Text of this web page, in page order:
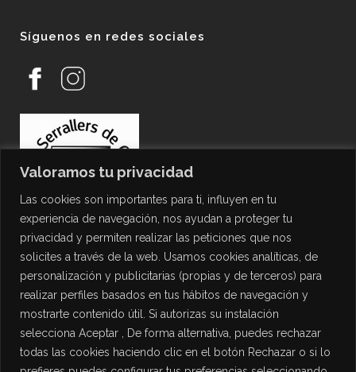
Valoramos tu privacidad
Las cookies son importantes para ti, influyen en tu
experiencia de navegación, nos ayudan a proteger tu
privacidad y permiten realizar las peticiones que nos
solicites a través de la web. Usamos cookies analíticas, de
personalización y publicitarias (propias y de terceros) para
realizar perfiles basados en tus hábitos de navegación y
mostrarte contenido útil. Si autorizas su instalación
selecciona Aceptar , De forma alternativa, puedes rechazar
todas las cookies haciendo clic en el botón Rechazar o si lo
Síguenos en redes sociales
PROTECCIÓN DE DATOS
Política de Privacidad
Política de Cookies
Aviso Legal